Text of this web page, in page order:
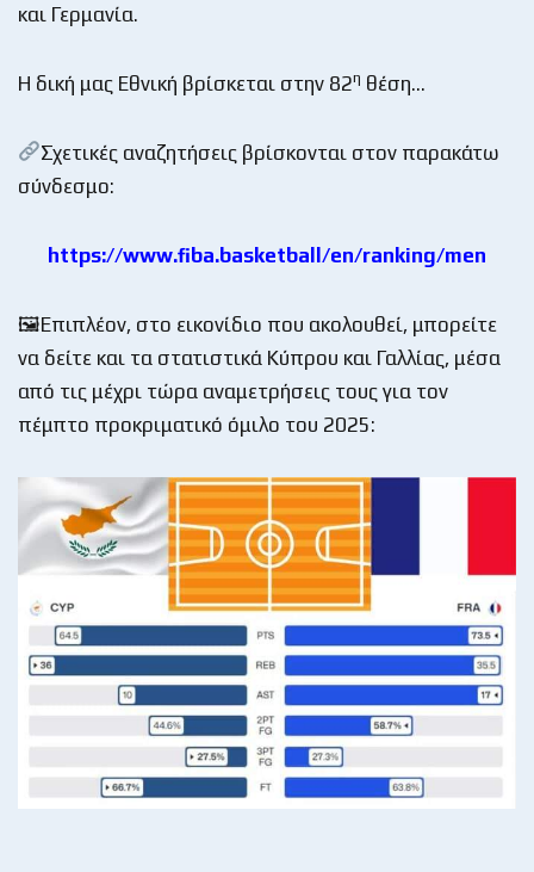
και Γερμανία.
H δική μας Εθνική βρίσκεται στην 82η θέση…
Σχετικές αναζητήσεις βρίσκονται στον παρακάτω
σύνδεσμο:
https://www.fiba.basketball/en/ranking/men
🖼Επιπλέον, στο εικονίδιο που ακολουθεί, μπορείτε
να δείτε και τα στατιστικά Κύπρου και Γαλλίας, μέσα
από τις μέχρι τώρα αναμετρήσεις τους για τον
πέμπτο προκριματικό όμιλο του 2025: